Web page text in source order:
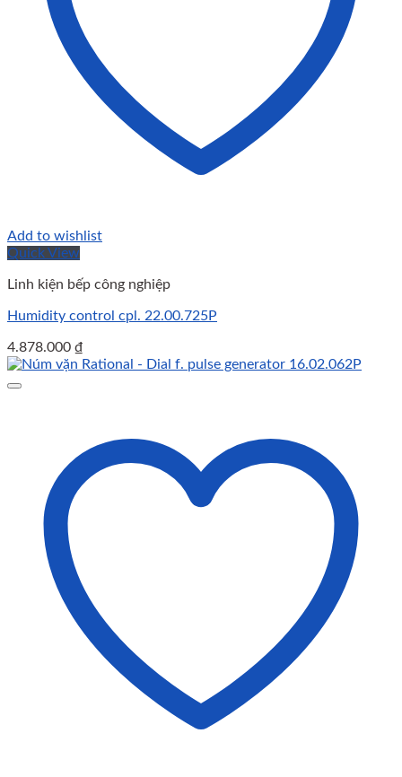
Add to wishlist
Quick View
Linh kiện bếp công nghiệp
Humidity control cpl. 22.00.725P
4.878.000 ₫